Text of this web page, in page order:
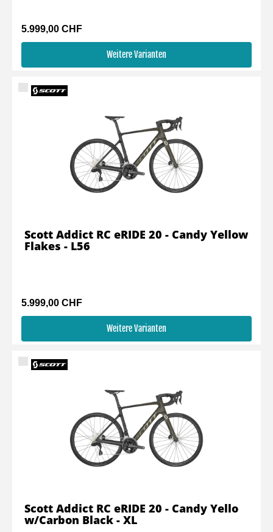
5.999,00 CHF
Weitere Varianten
5.999,00 CHF
Weitere Varianten
Scott Addict RC eRIDE 20 - Candy Yellow
Flakes - L56
Scott Addict RC eRIDE 20 - Candy Yello
w/Carbon Black - XL